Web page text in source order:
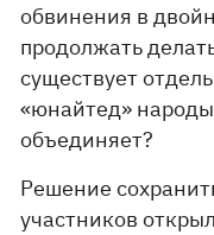
обвинения в
продолжать
существует
«юнайтед»
объединяет?
Решение
участников